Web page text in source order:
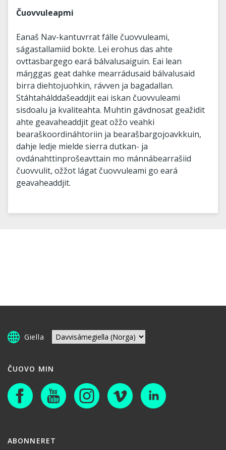
Čuovvuleapmi
Eanaš Nav-kantuvrrat fálle čuovvuleami,
ságastallamiid bokte. Lei erohus das ahte
ovttasbargego eará bálvalusaiguin. Eai lean
máŋggas geat dahke mearrádusaid bálvalusaid
birra diehtojuohkin, rávven ja bagadallan.
Stáhtahálddašeaddjit eai iskan čuovvuleami
sisdoalu ja kvaliteahta. Muhtin gávdnosat geažidit
ahte geavaheaddjit geat ožžo veahki
bearaškoordináhtoriin ja bearašbargojoavkkuin,
dahje ledje mielde sierra dutkan- ja
ovdánahttinprošeavttain mo mánnábearrašiid
čuovvulit, ožžot lágat čuovvuleami go eará
geavaheaddjit.
Giella
ČUOVO MIN
ABONNERET